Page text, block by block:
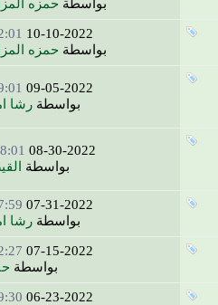
بواسطةحمزه المزارع
10-10-2022
12:01 PM
بواسطةحمزه المزارع
09-05-2022
09:01 PM
بواسطةرشا امام
08-30-2022
08:01 AM
بواسطةالقيصر
07-31-2022
07:59 PM
بواسطةرشا امام
07-15-2022
12:27 PM
بواسطةحنين
06-23-2022
09:30 PM